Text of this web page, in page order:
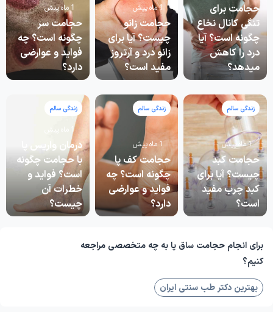
حجامت برای
تنگی کانال نخاع
چگونه است؟ آیا
درد را کاهش
میدهد؟
حجامت زانو
چیست؟ آیا برای
زانو درد و آرتروز
مفید است؟
1 ماه پیش
حجامت سر
چگونه است؟ چه
فواید و عوارضی
دارد؟
1 ماه پیش
زندگی سالم
حجامت کبد
چیست؟ آیا برای
کبد چرب مفید
است؟
1 ماه پیش
زندگی سالم
حجامت کف پا
چگونه است؟ چه
فواید و عوارضی
دارد؟
1 ماه پیش
زندگی سالم
درمان واریس پا
با حجامت چگونه
است؟ فواید و
خطرات آن
چیست؟
1 ماه پیش
برای انجام حجامت ساق پا به چه متخصصی مراجعه
کنیم؟
بهترین دکتر طب سنتی ایران